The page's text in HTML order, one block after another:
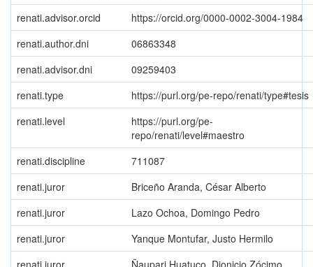
renati.advisor.orcid
https://orcid.org/0000-0002-3004-1984
renati.author.dni
06863348
renati.advisor.dni
09259403
renati.type
https://purl.org/pe-repo/renati/type#tesis
renati.level
https://purl.org/pe-
repo/renati/level#maestro
renati.discipline
711087
renati.juror
Briceño Aranda, César Alberto
renati.juror
Lazo Ochoa, Domingo Pedro
renati.juror
Yanque Montufar, Justo Hermilo
renati.juror
Ñaupari Huatuco, Dionicio Zócimo